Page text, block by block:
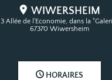
WIWERSHEIM
3 Allée de l'Economie, dans la
67370 Wiwersheim
HORAIRES